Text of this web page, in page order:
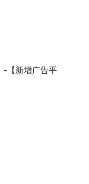
-【新增广告平